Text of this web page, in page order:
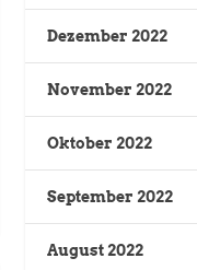
Dezember 2022
November 2022
Oktober 2022
September 2022
August 2022